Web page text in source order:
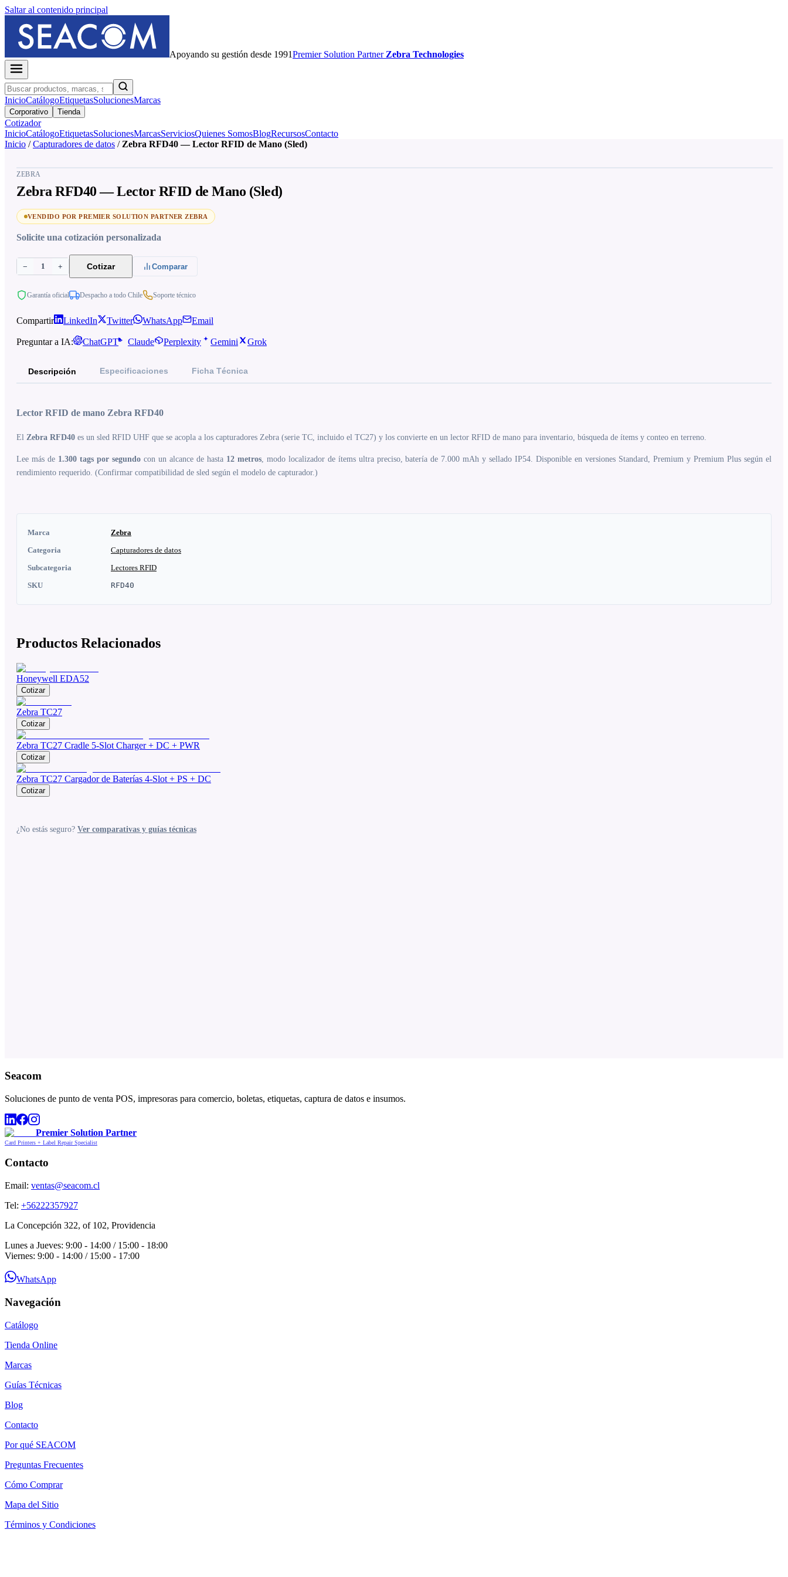
Saltar al contenido principal
Apoyando su gestión desde 1991PremierSolution Partner Zebra Technologies
InicioCatálogoEtiquetasSolucionesMarcas
Corporativo Tienda
Cotizador
InicioCatálogoEtiquetasSolucionesMarcasServiciosQuienes SomosBlogRecursosContacto
Inicio / Capturadores de datos / Zebra RFD40 — Lector RFID de Mano (Sled)
ZEBRA
Zebra RFD40 — Lector RFID de Mano (Sled)
VENDIDO POR PREMIER SOLUTION PARTNER ZEBRA
Solicite una cotización personalizada
− 1 + Cotizar Comparar
Garantía oficial Despacho a todo Chile Soporte técnico
Compartir LinkedIn Twitter WhatsApp Email
Preguntar a IA: ChatGPT Claude Perplexity Gemini Grok
Descripción Especificaciones Ficha Técnica
Lector RFID de mano Zebra RFD40
El Zebra RFD40 es un sled RFID UHF que se acopla a los capturadores Zebra (serie TC, incluido el TC27) y los convierte en un lector RFID de mano para inventario, búsqueda de ítems y conteo en terreno.
Lee más de 1.300 tags por segundocon un alcance de hasta 12 metros, modo localizador de ítems ultra preciso, batería de 7.000 mAh y sellado IP54. Disponible en versiones Standard, Premium y Premium Plus según el
rendimiento requerido. (Confirmar compatibilidad de sled según el modelo de capturador.)
Marca
Zebra
Categoria
Capturadores de datos
Subcategoria
Lectores RFID
SKU
RFD40
Productos Relacionados
Honeywell EDA52
Cotizar
Zebra TC27
Cotizar
Zebra TC27 Cradle 5-Slot Charger + DC + PWR
Cotizar
Zebra TC27 Cargador de Baterías 4-Slot + PS + DC
Cotizar
¿No estás seguro? Ver comparativas y guías técnicas
Seacom
Soluciones de punto de venta POS, impresoras para comercio, boletas, etiquetas, captura de datos e insumos.
Premier Solution Partner
Card Printers + Label Repair Specialist
Contacto
Email: ventas@seacom.cl
Tel: +56222357927
La Concepción 322, of 102, Providencia
Lunes a Jueves: 9:00 - 14:00 / 15:00 - 18:00
Viernes: 9:00 - 14:00 / 15:00 - 17:00
WhatsApp
Navegación
Catálogo
Tienda Online
Marcas
Guías Técnicas
Blog
Contacto
Por qué SEACOM
Preguntas Frecuentes
Cómo Comprar
Mapa del Sitio
Términos y Condiciones